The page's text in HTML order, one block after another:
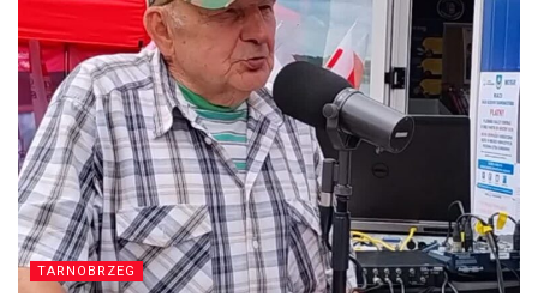
TARNOBRZEG